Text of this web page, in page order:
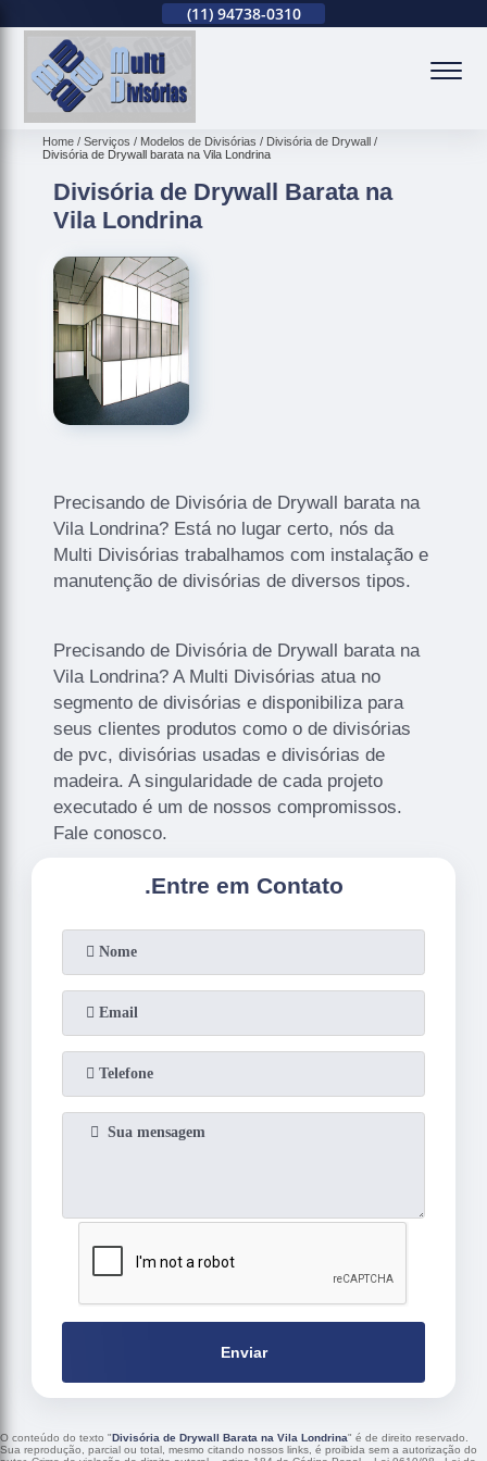
(11) 94738-0310
Home Serviços Modelos de Divisórias
Divisória de Drywall
Divisória de Drywall barata na Vila Londrina
Divisória de Drywall Barata na
Vila Londrina
Precisando de Divisória de Drywall barata na
Vila Londrina? Está no lugar certo, nós da
Multi Divisórias trabalhamos com instalação e
manutenção de divisórias de diversos tipos.
Precisando de Divisória de Drywall barata na
Vila Londrina? A Multi Divisórias atua no
segmento de divisórias e disponibiliza para
seus clientes produtos como o de divisórias
de pvc, divisórias usadas e divisórias de
madeira. A singularidade de cada projeto
executado é um de nossos compromissos.
Fale conosco.
.Entre em Contato
Enviar
O conteúdo do texto "Divisória de Drywall Barata na Vila Londrina" é de direito reservado.
Sua reprodução, parcial ou total, mesmo citando nossos links, é proibida sem a autorização do